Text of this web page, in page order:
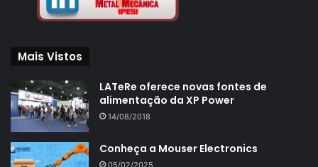
Mais Vistos
LATeRe oferece novas fontes de
alimentação da XP Power
14/08/2018
Conheça a Mouser Electronics
05/02/2025